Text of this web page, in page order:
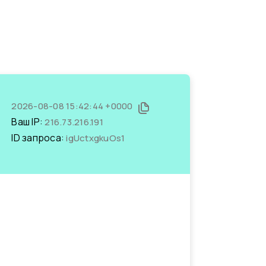
2026-08-08 15:42:44 +0000
Ваш IP:216.73.216.191
ID запроса:igUctxgkuOs1